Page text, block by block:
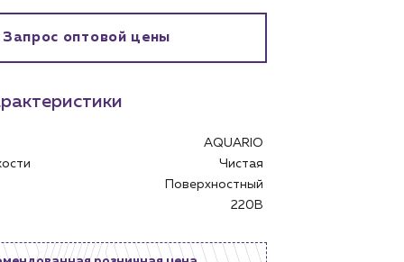
Запрос оптовой цены
AQUARIO
Чистая
Поверхностный
220В